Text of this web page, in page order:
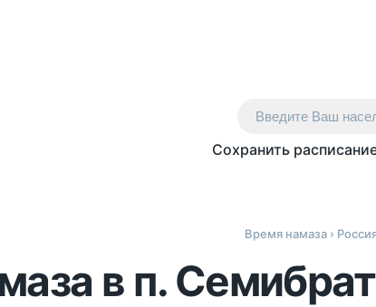
Введите Ваш
Сохранить
Время намаза›
в п.